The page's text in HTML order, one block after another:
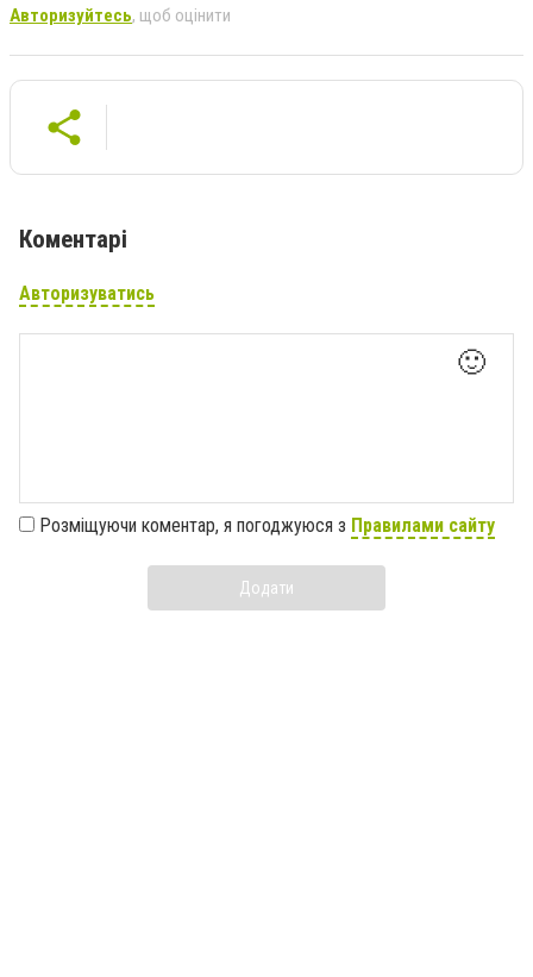
Авторизуйтесь, щоб оцінити
Коментарі
Авторизуватись
🙂
Розміщуючи коментар, я погоджуюся з Правилами сайту
Додати